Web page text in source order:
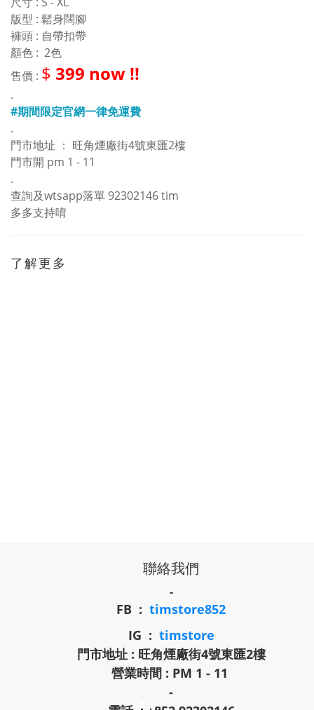
版型 : 鬆身闊腳
褲頭 : 自帶扣帶
顏色 : 2色
售價 : $ 399 now !!
.
#期間限定官網一律免運費
.
門市地址 ： 旺角煙廠街4號東匯2樓
門市開 pm 1 - 11
.
查詢及wtsapp落單 92302146 tim
多多支持唷
了解更多
聯絡我們
-
FB : timstore852
IG : timstore
門市地址 : 旺角煙廠街4號東匯2樓
營業時間 : PM 1 - 11
-